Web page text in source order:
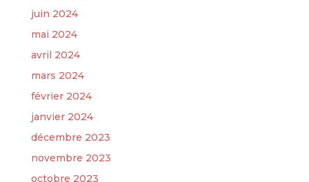
juin 2024
mai 2024
avril 2024
mars 2024
février 2024
janvier 2024
décembre 2023
novembre 2023
octobre 2023